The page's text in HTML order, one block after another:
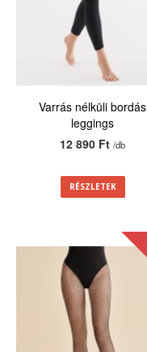
Varrás nélküli bordás
leggings
12 890 Ft/db
RÉSZLETEK